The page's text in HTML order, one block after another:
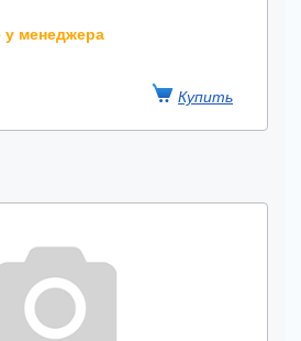
у менеджера